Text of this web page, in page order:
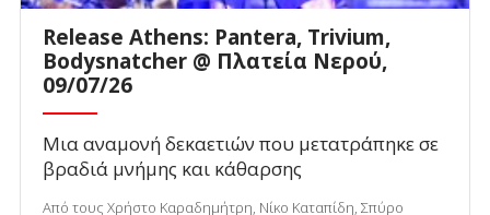
Release Athens: Pantera, Trivium,
Bodysnatcher @ Πλατεία Νερού,
09/07/26
Μια αναμονή δεκαετιών που μετατράπηκε σε
βραδιά μνήμης και κάθαρσης
Από τους Χρήστο Καραδημήτρη, Νίκο Καταπίδη, Σπύρο